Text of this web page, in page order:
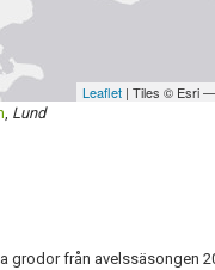
Leaflet | Tiles © Esri
, Lund
grodor från avelssäsongen